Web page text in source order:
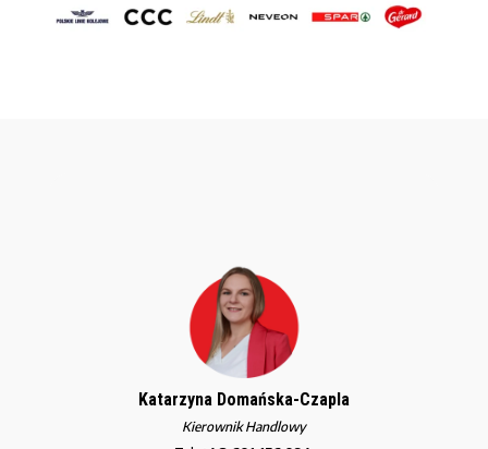
Katarzyna Domańska-Czapla
Kierownik Handlowy